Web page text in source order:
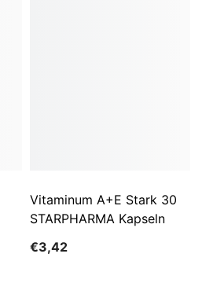
Vitaminum A+E Stark 30
STARPHARMA Kapseln
€3,42